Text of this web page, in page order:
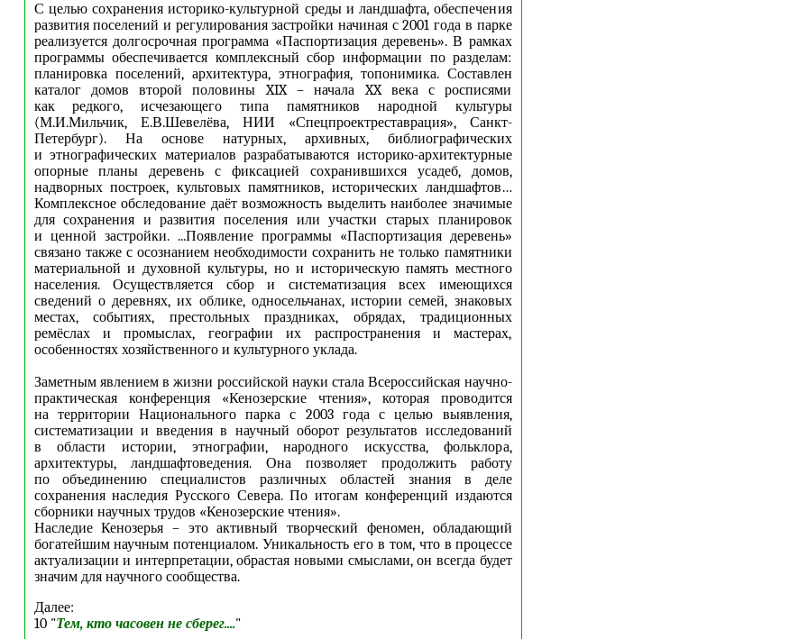
С целью сохранения историко-культурной среды и ландшафта, обеспечения
развития поселений и регулирования застройки начиная с 2001 года в парке
реализуется долгосрочная программа «Паспортизация деревень». В рамках
программы обеспечивается комплексный сбор информации по разделам:
планировка поселений, архитектура, этнография, топонимика. Составлен
каталог домов второй половины XIX – начала XX века с росписями
как редкого, исчезающего типа памятников народной культуры
(М.И.Мильчик, Е.В.Шевелёва, НИИ «Спецпроектреставрация», Санкт-
Петербург). На основе натурных, архивных, библиографических
и этнографических материалов разрабатываются историко-архитектурные
опорные планы деревень с фиксацией сохранившихся усадеб, домов,
надворных построек, культовых памятников, исторических ландшафтов…
Комплексное обследование даёт возможность выделить наиболее значимые
для сохранения и развития поселения или участки старых планировок
и ценной застройки. ...Появление программы «Паспортизация деревень»
связано также с осознанием необходимости сохранить не только памятники
материальной и духовной культуры, но и историческую память местного
населения. Осуществляется сбор и систематизация всех имеющихся
сведений о деревнях, их облике, односельчанах, истории семей, знаковых
местах, событиях, престольных праздниках, обрядах, традиционных
ремёслах и промыслах, географии их распространения и мастерах,
особенностях хозяйственного и культурного уклада.
Заметным явлением в жизни российской науки стала Всероссийская научно-
практическая конференция «Кенозерские чтения», которая проводится
на территории Национального парка с 2003 года с целью выявления,
систематизации и введения в научный оборот результатов исследований
в области истории, этнографии, народного искусства, фольклора,
архитектуры, ландшафтоведения. Она позволяет продолжить работу
по объединению специалистов различных областей знания в деле
сохранения наследия Русского Севера. По итогам конференций издаются
сборники научных трудов «Кенозерские чтения».
Наследие Кенозерья – это активный творческий феномен, обладающий
богатейшим научным потенциалом. Уникальность его в том, что в процессе
актуализации и интерпретации, обрастая новыми смыслами, он всегда будет
значим для научного сообщества.
Далее:
10 "Тем, кто часовен не сберег...."